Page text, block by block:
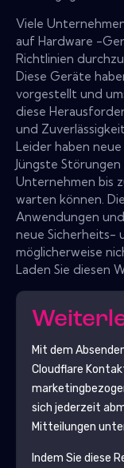
Viele
auf Hardware -
Richtlinien
Diese Geräte
vorgestellt und
diese
und
Leider haben
Jüngste
Unternehmen bis
warten können.
Anwendungen
neue Sicherheits-
möglicherweise
Laden Sie diesen
Mit dem
Cloudflare
sich jederzeit
Mitteilungen
Indem Sie diese